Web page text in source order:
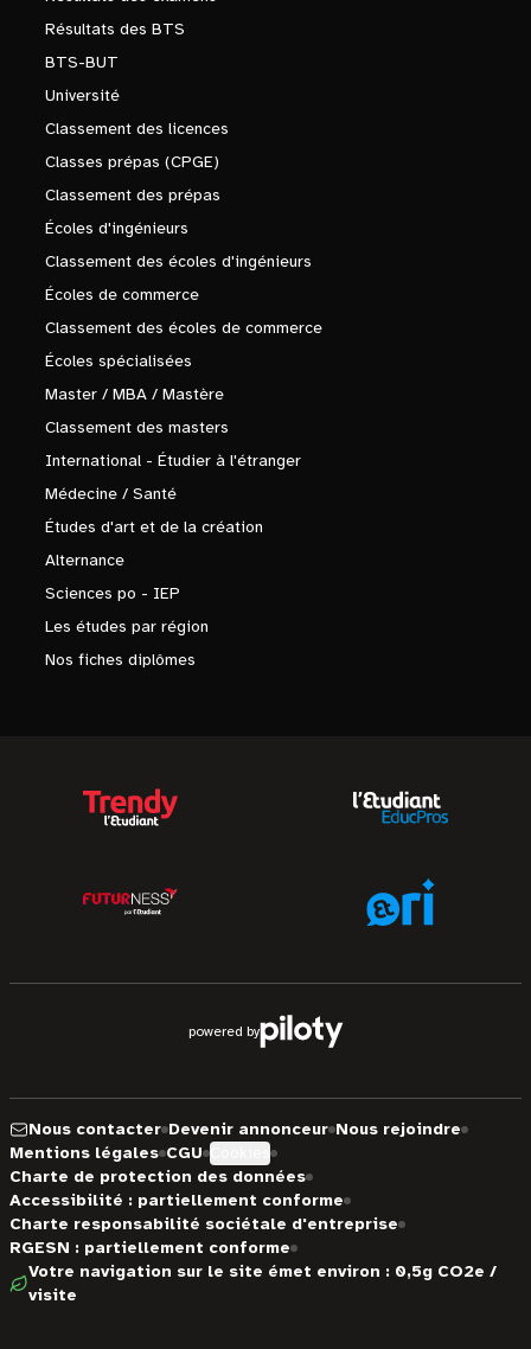
Résultats des BTS
BTS-BUT
Université
Classement des licences
Classes prépas (CPGE)
Classement des prépas
Écoles d'ingénieurs
Classement des écoles d'ingénieurs
Écoles de commerce
Classement des écoles de commerce
Écoles spécialisées
Master / MBA / Mastère
Classement des masters
International - Étudier à l'étranger
Médecine / Santé
Études d'art et de la création
Alternance
Sciences po - IEP
Les études par région
Nos fiches diplômes
powered by
Nous contacter Devenir annonceur Nous rejoindre
Mentions légales CGU
Charte de protection des données
Accessibilité : partiellement conforme
Charte responsabilité sociétale d'entreprise
RGESN : partiellement conforme
Votre navigation sur le site émet environ : 0,5g CO2e /
visite